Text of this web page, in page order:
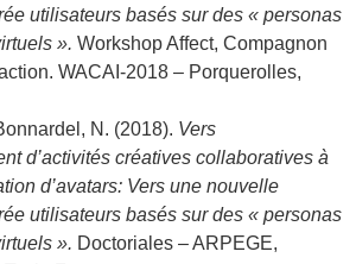
utilisateurs basés sur des « personas
». Workshop Affect, Compagnon
WACAI-2018 – Porquerolles,
N. (2018). Vers
d’activités créatives collaboratives à
d’avatars: Vers une nouvelle
utilisateurs basés sur des « personas
». Doctoriales – ARPEGE,